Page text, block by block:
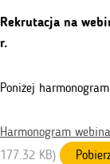
Rekrutacja na
r.
Poniżej
Harmonogram
177.32 KB)